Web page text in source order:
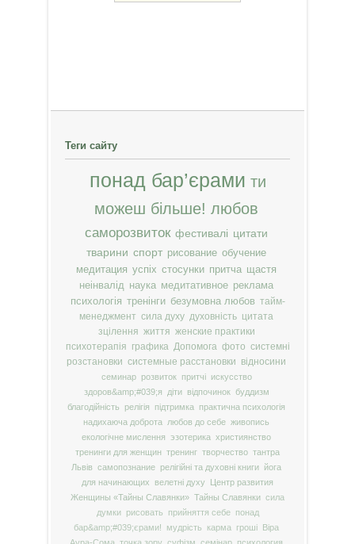
Теги сайту
понад бар’єрами ти
можеш більше! любов
саморозвиток фестивалі цитати
тварини спорт рисование обучение
медитация успіх стосунки притча щастя
неінвалід наука медитативное реклама
психологія тренінги безумовна любов тайм-
менеджмент сила духу духовність цитата
зцілення життя женские практики
психотерапія графика Допомога фото системні
розстановки системные расстановки відносини
семинар розвиток притчі
искусство
здоров&amp;#039;я
діти відпочинок буддизм
благодійність
релігія підтримка
практична психологія
надихаюча доброта
любов до себе живопись
екологічне мислення
эзотерика християнство
тренинги для женщин тренинг творчество тантра
Львів самопознание релігійні та духовні книги йога
для начинающих
велетні духу
Центр развития
Женщины «Тайны Славянки» Тайны Славянки сила
думки
рисовать прийняття себе
понад
бар&amp;#039;єрами!
мудрість карма гроші Віра